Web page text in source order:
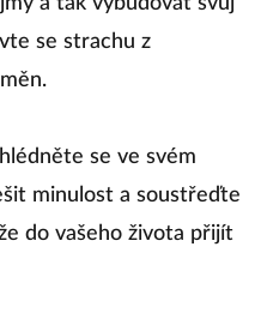
se strachu z
se ve svém
minulost a soustřeďte
do vašeho života přijít